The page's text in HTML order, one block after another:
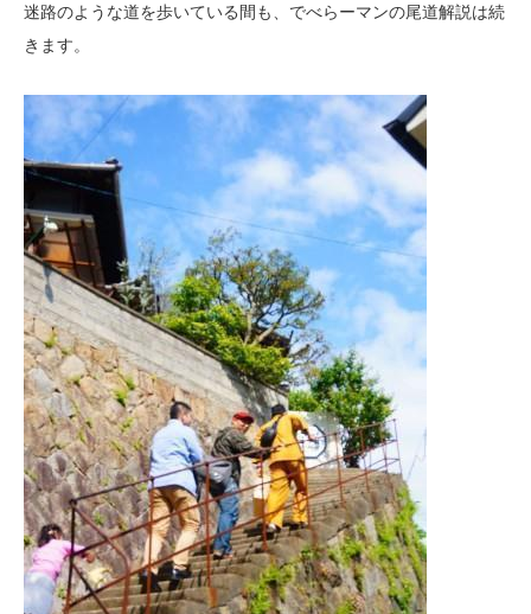
迷路のような道を歩いている間も、でべらーマンの尾道解説は続
きます。